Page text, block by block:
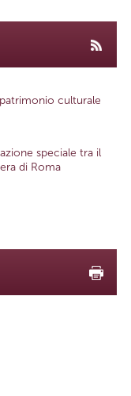
culturale
speciale tra il
di Roma